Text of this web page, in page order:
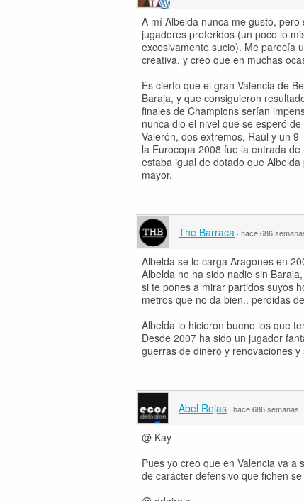
A mí Albelda nunca me gustó,
jugadores preferidos (un poco lo
excesivamente sucio). Me parecía
creativa, y creo que en muchas
Es cierto que el gran Valencia de
Baraja, y que consiguieron
finales de Champions serían
nunca dio el nivel que se esperó
Valerón, dos extremos, Raúl y un
la Eurocopa 2008 fue la entrada
estaba igual de dotado que
mayor.
The Barraca · hace 686
Albelda se lo carga Aragones en
Albelda no ha sido nadie sin
si te pones a mirar partidos suyos
metros que no da bien.. perdidas
Albelda lo hicieron bueno los que
Desde 2007 ha sido un jugador
guerras de dinero y renovaciones
Abel Rojas · hace 686 semanas
@ Kay
Pues yo creo que en Valencia va
de carácter defensivo que fichen